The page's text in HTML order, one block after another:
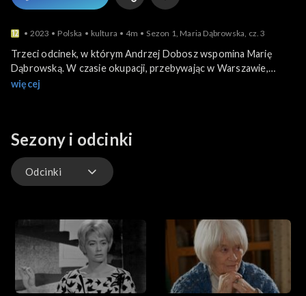
2023 Polska kultura 4m Sezon 1, Maria Dąbrowska, cz. 3
Trzeci odcinek, w którym Andrzej Dobosz wspomina Marię
Dąbrowską. W czasie okupacji, przebywając w Warszawie,
współpracowała z podziemną prasą, po zakończeniu wojny
Obronie Pokoju. W 1955 roku została wyróżniona państwową
nagrodą 1. stopnia, a w 1964 roku opowiedziała się przeciwko
działaniom komunistycznej władzy, podpisując protestacyjny
List 34.
więcej
Sezony i odcinki
Odcinki